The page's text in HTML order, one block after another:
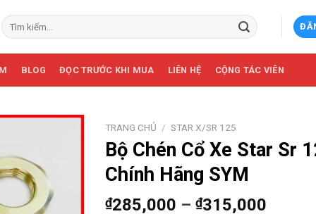
Tìm
kiếm:
BLOG ĐỌC TRƯỚC KHI MUA LIÊN HỆ CỘNG TÁC VIÊN
TRANG CHỦ / STAR X/SR 125
Bộ Chén Cổ Xe Star Sr
Chính Hãng SYM
₫285,000 – ₫315,000